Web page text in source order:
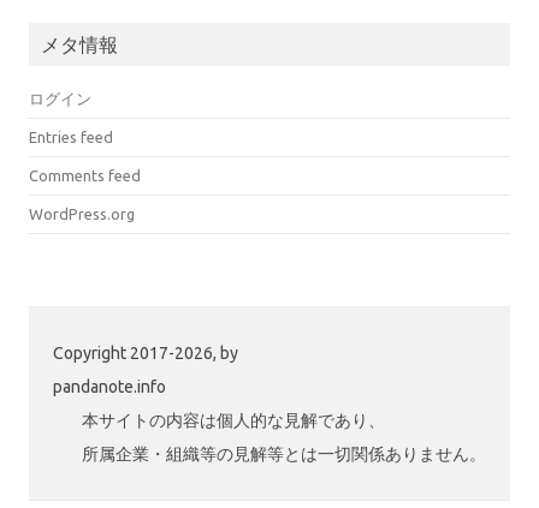
メタ情報
ログイン
Entries feed
Comments feed
WordPress.org
Copyright 2017-2026, by
pandanote.info
本サイトの内容は個人的な見解であり、
所属企業・組織等の見解等とは一切関係ありません。